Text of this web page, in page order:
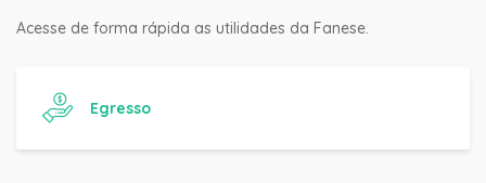
Acesse de forma rápida as utilidades da Fanese.
Egresso